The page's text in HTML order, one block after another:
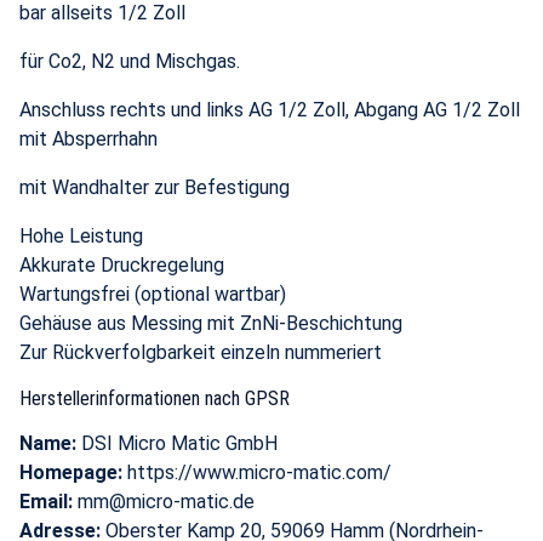
bar allseits 1/2 Zoll
für Co2, N2 und Mischgas.
Anschluss rechts und links AG 1/2 Zoll, Abgang AG 1/2 Zoll
mit Absperrhahn
mit Wandhalter zur Befestigung
Hohe Leistung
Akkurate Druckregelung
Wartungsfrei (optional wartbar)
Gehäuse aus Messing mit ZnNi-Beschichtung
Zur Rückverfolgbarkeit einzeln nummeriert
Herstellerinformationen nach GPSR
Name: DSI Micro Matic GmbH
Homepage: https://www.micro-matic.com/
Email: mm@micro-matic.de
Adresse: Oberster Kamp 20, 59069 Hamm (Nordrhein-